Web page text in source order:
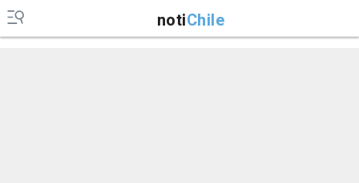
notiChile